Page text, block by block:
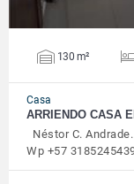
130 m²
Casa
ARRIENDO CASA
Néstor C.
Wp +57